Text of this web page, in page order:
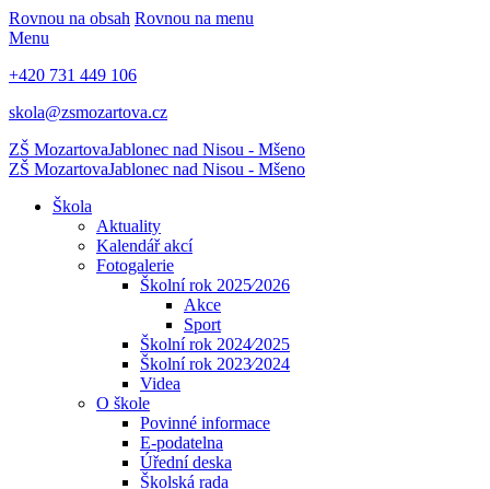
Rovnou na obsah Rovnou na menu
Menu
+420 731 449 106
skola@zsmozartova.cz
ZŠ MozartovaJablonec nad Nisou - Mšeno
ZŠ MozartovaJablonec nad Nisou - Mšeno
Škola
Aktuality
Kalendář akcí
Fotogalerie
Školní rok 2025⁄2026
Akce
Sport
Školní rok 2024⁄2025
Školní rok 2023⁄2024
Videa
O škole
Povinné informace
E-podatelna
Úřední deska
Školská rada